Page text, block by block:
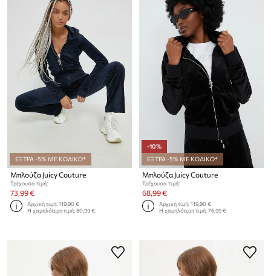
ΕΞΤΡΑ -5% ΜΕ ΚΩΔΙΚΟ*
Μπλούζα Juicy Couture
Τρέχουσα τιμή:
73,99 €
Αρχική τιμή:119,90 €
Η χαμηλότερη τιμή:80,99 €
-10%
ΕΞΤΡΑ -5% ΜΕ ΚΩΔΙΚΟ*
Μπλούζα Juicy Couture
Τρέχουσα τιμή:
68,99 €
Αρχική τιμή:119,90 €
Η χαμηλότερη τιμή:76,99 €